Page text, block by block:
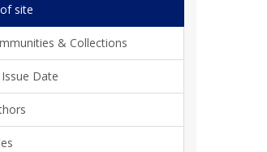
site
& Collections
Date